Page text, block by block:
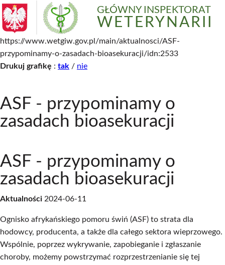
GŁÓWNY INSPEKTORAT
WETERYNARII
https://www.wetgiw.gov.pl/main/aktualnosci/ASF-
przypominamy-o-zasadach-bioasekuracji/idn:2533
Drukuj grafikę : tak / nie
ASF - przypominamy o
zasadach bioasekuracji
ASF - przypominamy o
zasadach bioasekuracji
Aktualności 2024-06-11
Ognisko afrykańskiego pomoru świń (ASF) to strata dla
hodowcy, producenta, a także dla całego sektora wieprzowego.
Wspólnie, poprzez wykrywanie, zapobieganie i zgłaszanie
choroby, możemy powstrzymać rozprzestrzenianie się tej